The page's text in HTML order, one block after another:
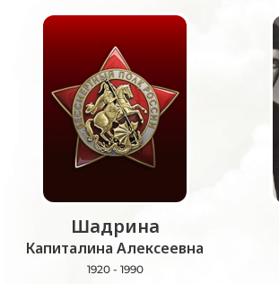
Шадрина
Капиталина Алексеевна
1920 - 1990